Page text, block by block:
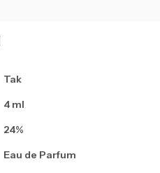
Tak
4 ml
24%
Eau de Parfum